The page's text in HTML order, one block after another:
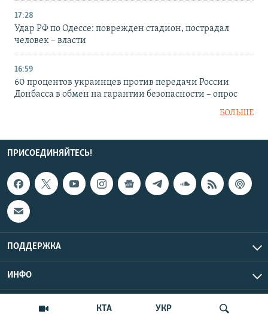
КТА УКР
17:28
Удар РФ по Одессе: поврежден стадион, пострадал
человек – власти
16:59
60 процентов украинцев против передачи России
Донбасса в обмен на гарантии безопасности – опрос
БОЛЬШЕ
ПРИСОЕДИНЯЙТЕСЬ!
ПОДДЕРЖКА
ИНФО
Copyright Крым.Реалии, 2026 | Все права защищены.
UTC+3